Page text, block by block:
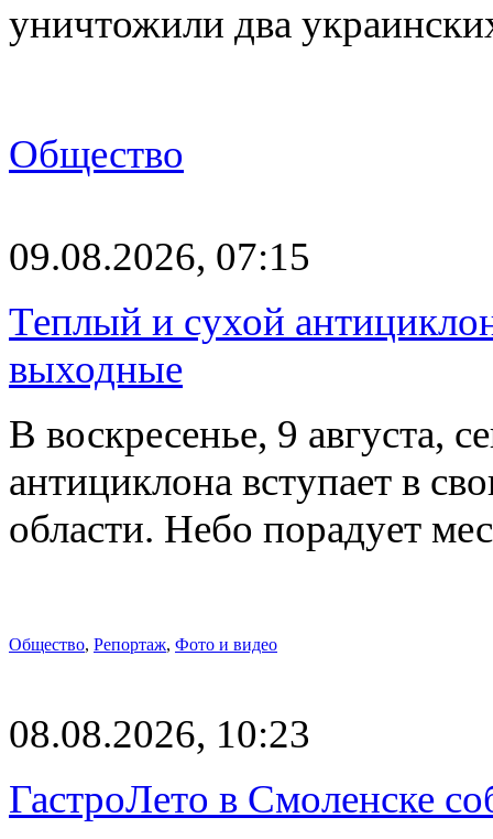
уничтожили два
Общество
09.08.2026, 07:15
Теплый и сухой
выходные
В воскресенье, 9 августа,
антициклона вступает в
области. Небо порадует
Общество, Репортаж, Фото и видео
08.08.2026, 10:23
ГастроЛето в Смоленске